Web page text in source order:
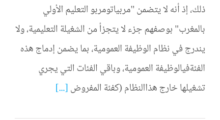
ذلك، إذ أنه لا يتضمن "مربياتومربو التعليم الأولي
بالمغرب" بوصفهم جزء لا يتجزأ من الشغيلة التعليمية، ولا
يندرج في نظام الوظيفة العمومية، بما يضمن إدماج هذه
الفئةفيالوظيفة العمومية، وباقي الفئات التي يجري
تشغيلها خارج هذاالنظام (كفئة المفروض[...]